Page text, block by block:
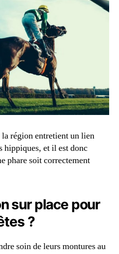
région entretient un lien
hippiques, et il est donc
phare soit correctement
sur place pour
?
soin de leurs montures au